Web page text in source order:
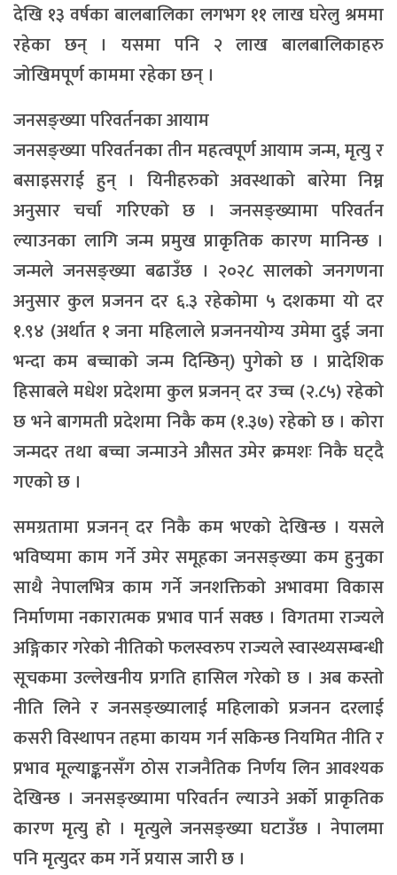
देखि १३ वर्षका बालबालिका लगभग ११ लाख घरेलु श्रममा
रहेका छन् । यसमा पनि २ लाख बालबालिकाहरु
जोखिमपूर्ण काममा रहेका छन् ।
जनसङ्ख्या परिवर्तनका आयाम
जनसङ्ख्या परिवर्तनका तीन महत्वपूर्ण आयाम जन्म, मृत्यु र
बसाइसराई हुन् । यिनीहरुको अवस्थाको बारेमा निम्न
अनुसार चर्चा गरिएको छ । जनसङ्ख्यामा परिवर्तन
ल्याउनका लागि जन्म प्रमुख प्राकृतिक कारण मानिन्छ ।
जन्मले जनसङ्ख्या बढाउँछ । २०२८ सालको जनगणना
अनुसार कुल प्रजनन दर ६.३ रहेकोमा ५ दशकमा यो दर
१.९४ (अर्थात १ जना महिलाले प्रजननयोग्य उमेमा दुई जना
भन्दा कम बच्चाको जन्म दिन्छिन्) पुगेको छ । प्रादेशिक
हिसाबले मधेश प्रदेशमा कुल प्रजनन् दर उच्च (२.८५) रहेको
छ भने बागमती प्रदेशमा निकै कम (१.३७) रहेको छ । कोरा
जन्मदर तथा बच्चा जन्माउने औसत उमेर क्रमशः निकै घट्दै
गएको छ ।
समग्रतामा प्रजनन् दर निकै कम भएको देखिन्छ । यसले
भविष्यमा काम गर्ने उमेर समूहका जनसङ्ख्या कम हुनुका
साथै नेपालभित्र काम गर्ने जनशक्तिको अभावमा विकास
निर्माणमा नकारात्मक प्रभाव पार्न सक्छ । विगतमा राज्यले
अङ्गिकार गरेको नीतिको फलस्वरुप राज्यले स्वास्थ्यसम्बन्धी
सूचकमा उल्लेखनीय प्रगति हासिल गरेको छ । अब कस्तो
नीति लिने र जनसङ्ख्यालाई महिलाको प्रजनन दरलाई
कसरी विस्थापन तहमा कायम गर्न सकिन्छ नियमित नीति र
प्रभाव मूल्याङ्कनसँग ठोस राजनैतिक निर्णय लिन आवश्यक
देखिन्छ । जनसङ्ख्यामा परिवर्तन ल्याउने अर्को प्राकृतिक
कारण मृत्यु हो । मृत्युले जनसङ्ख्या घटाउँछ । नेपालमा
पनि मृत्युदर कम गर्ने प्रयास जारी छ ।